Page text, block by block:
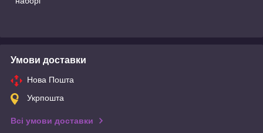
Умови доставки
Нова Пошта
Укрпошта
Всі умови доставки